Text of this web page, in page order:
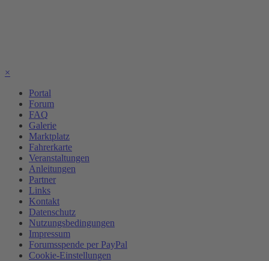
×
Portal
Forum
FAQ
Galerie
Marktplatz
Fahrerkarte
Veranstaltungen
Anleitungen
Partner
Links
Kontakt
Datenschutz
Nutzungsbedingungen
Impressum
Forumsspende per PayPal
Cookie-Einstellungen